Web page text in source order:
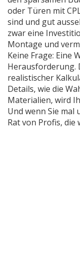
oder Türen mit
sind und gut
zwar eine
Montage und
Keine Frage: Eine
Herausforderung.
realistischer
Details, wie die
Materialien, wird
Und wenn Sie mal
Rat von Profis,